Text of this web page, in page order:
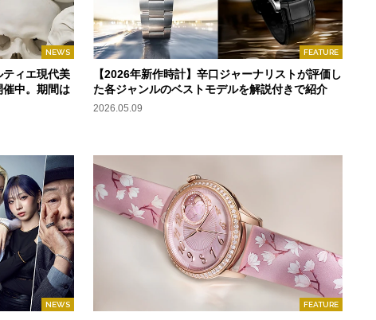
NEWS
ィエ現代美
中。期間は
FEATURE
【2026年新作時計】辛口ジャーナリストが評価し
た各ジャンルのベストモデルを解説付きで紹介
2026.05.09
NEWS FEATURE